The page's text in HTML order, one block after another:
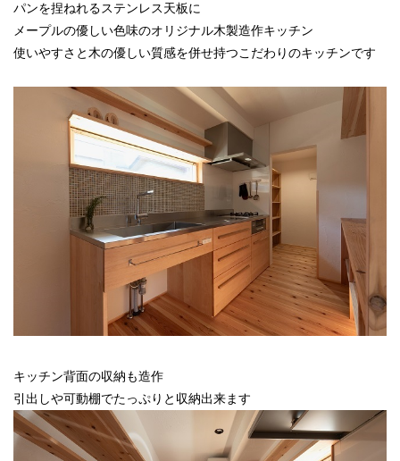
パンを捏ねれるステンレス天板に
メープルの優しい色味のオリジナル木製造作キッチン
使いやすさと木の優しい質感を併せ持つこだわりのキッチンです
キッチン背面の収納も造作
引出しや可動棚でたっぷりと収納出来ます